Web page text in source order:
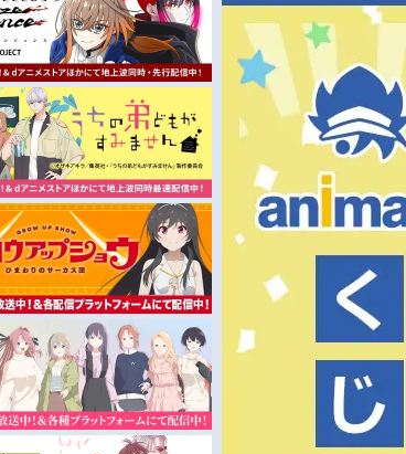
トレンド 無料マンガ
秋アニメ
冬アニメ